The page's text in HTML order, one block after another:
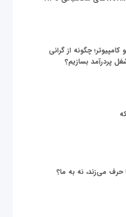
چگونه از گرانی
پردرآمد بسازیم؟
حرف می‌زند، نه به ما؟